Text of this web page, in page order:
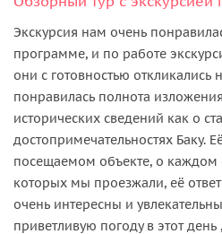
Экскурсия нам очень
программе, и по работе
они с готовностью
понравилась полнота
исторических сведений как о
достопримечательностях Баку.
посещаемом объекте, о
которых мы проезжали, её
очень интересны и
приветливую погоду в этот день